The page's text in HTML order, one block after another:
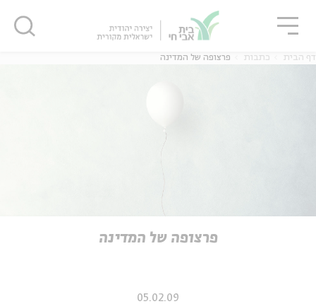
דף הבית כתבות פרצופה של המדינה
פרצופה של המדינה
05.02.09
סגור